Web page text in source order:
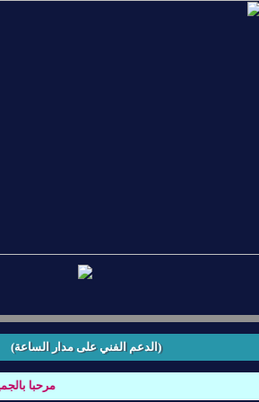
(الدعم الفني على مدار الساعة)
مرحبا